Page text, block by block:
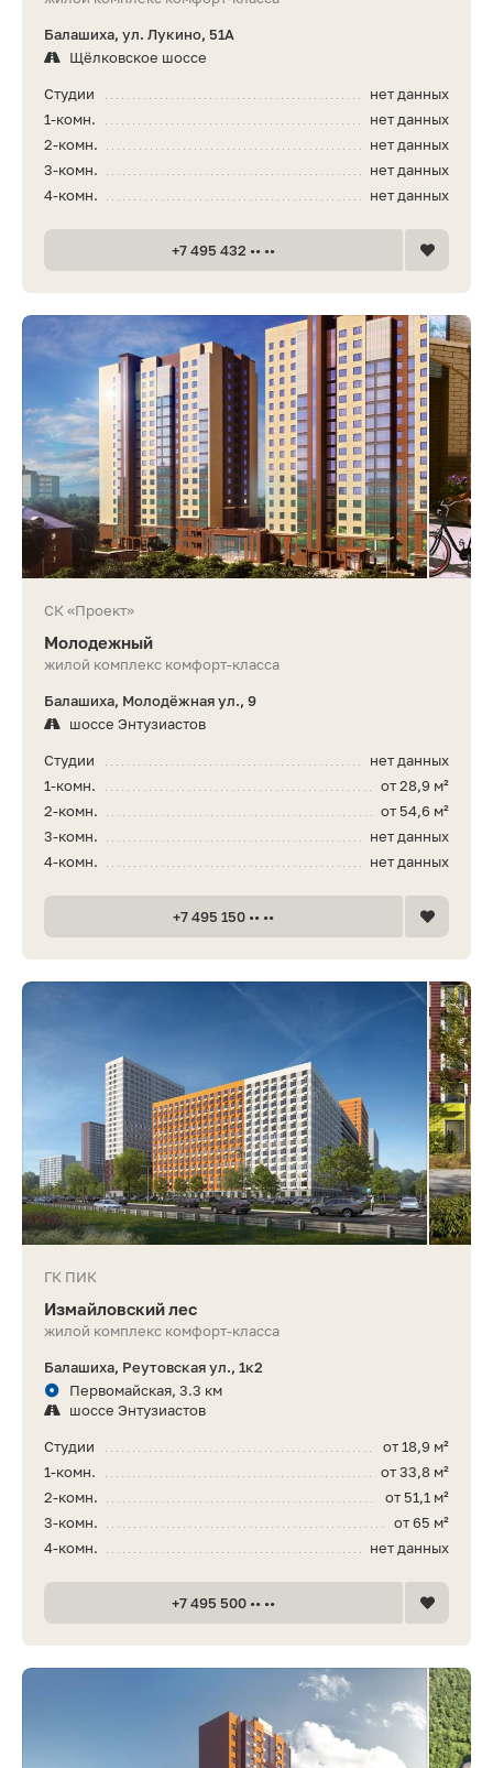
Балашиха, ул. Лукино, 51А
Щёлковское шоссе
нет данных
Студии
нет данных
1-комн.
нет данных
2-комн.
нет данных
3-комн.
нет данных
4-комн.
+7 495 432 •• ••
СК «Проект»
Молодежный
жилой комплекс комфорт-класса
Балашиха, Молодёжная ул., 9
шоссе Энтузиастов
нет данных
Студии
от 28,9 м²
1-комн.
от 54,6 м²
2-комн.
нет данных
3-комн.
нет данных
4-комн.
+7 495 150 •• ••
ГК ПИК
Измайловский лес
жилой комплекс комфорт-класса
Балашиха, Реутовская ул., 1к2
Первомайская, 3.3 км
шоссе Энтузиастов
от 18,9 м²
Студии
от 33,8 м²
1-комн.
от 51,1 м²
2-комн.
от 65 м²
3-комн.
нет данных
4-комн.
+7 495 500 •• ••